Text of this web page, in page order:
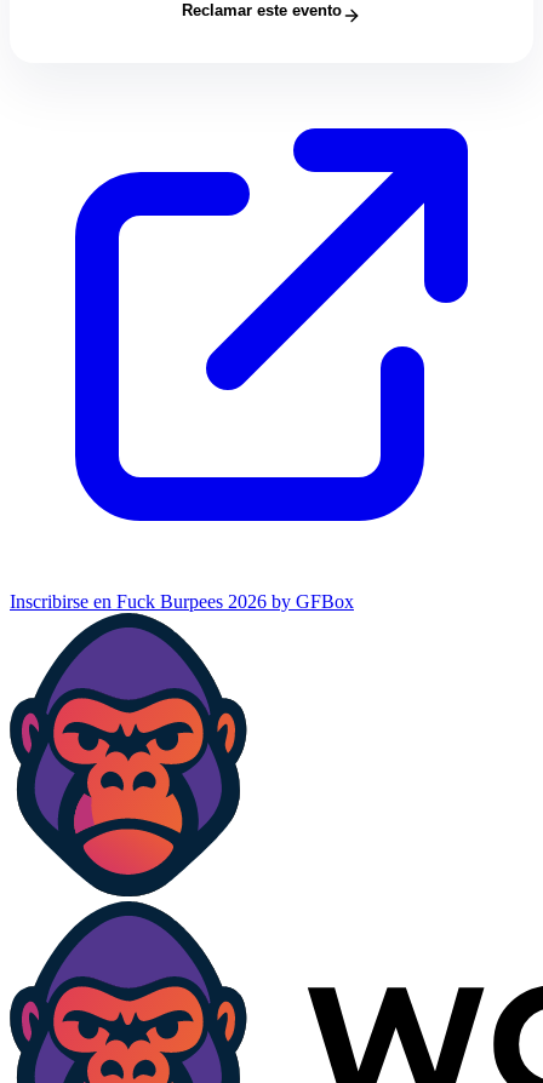
Reclamar este evento
Inscribirse en Fuck Burpees 2026 by GFBox